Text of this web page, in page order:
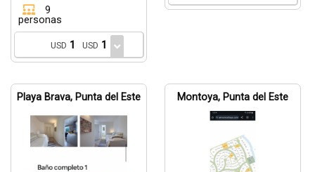
9
personas
USD 1 USD 1
Playa Brava, Punta del Este Montoya, Punta del Este